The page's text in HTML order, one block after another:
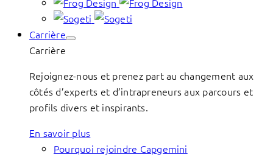
Carrière
Carrière
Rejoignez-nous et prenez part au changement aux
côtés d’experts et d’intrapreneurs aux parcours et
profils divers et inspirants.
En savoir plus
Pourquoi rejoindre Capgemini